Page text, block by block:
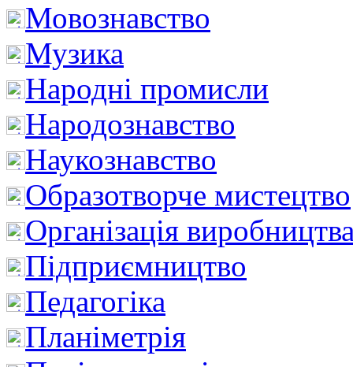
Мовознавство
Музика
Народні промисли
Народознавство
Наукознавство
Образотворче мистецтво
Організація
Підприємництво
Педагогіка
Планіметрія